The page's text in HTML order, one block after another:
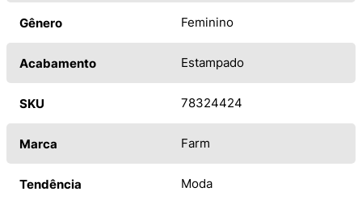
Gênero Feminino
Acabamento Estampado
SKU 78324424
Marca Farm
Tendência Moda